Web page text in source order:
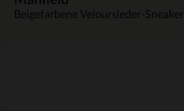
Beigefarbene Veloursleder-Sneaker